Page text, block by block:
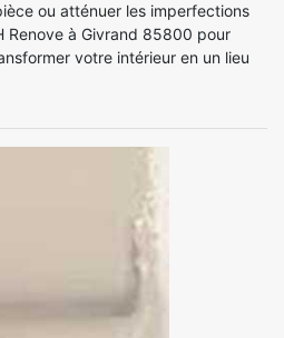
ou atténuer les imperfections
Renove à Givrand 85800 pour
votre intérieur en un lieu